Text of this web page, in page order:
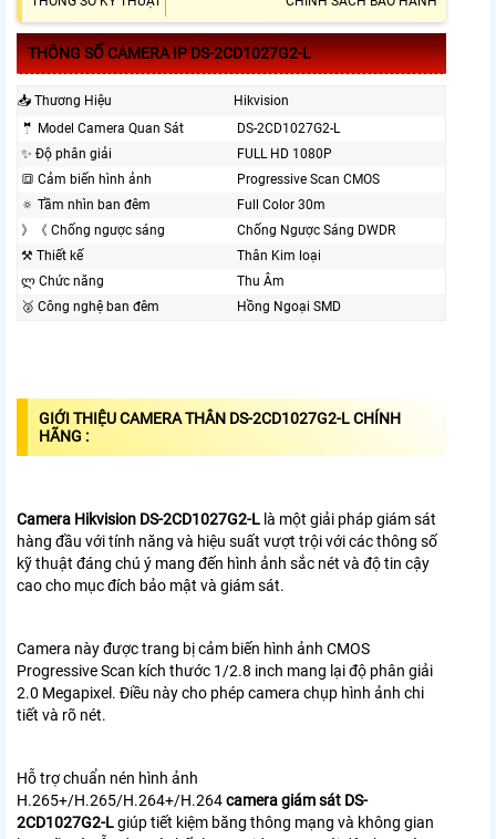
THÔNG SỐ CAMERA IP DS-2CD1027G2-L
📥 Thương Hiệu
Hikvision
🤵 Model Camera Quan Sát
DS-2CD1027G2-L
✨ Độ phân giải
FULL HD 1080P
🔳 Cảm biến hình ảnh
Progressive Scan CMOS
🔅 Tầm nhìn ban đêm
Full Color 30m
》《 Chống ngược sáng
Chống Ngược Sáng DWDR
⚒ Thiết kế
Thân Kim loại
ლ Chức năng
Thu Âm
🥈️ Công nghệ ban đêm
Hồng Ngoại SMD
GIỚI THIỆU CAMERA THÂN DS-2CD1027G2-L CHÍNH
HÃNG :
Camera Hikvision DS-2CD1027G2-L là một giải pháp giám sát
hàng đầu với tính năng và hiệu suất vượt trội với các thông số
kỹ thuật đáng chú ý mang đến hình ảnh sắc nét và độ tin cậy
cao cho mục đích bảo mật và giám sát.
Camera này được trang bị cảm biến hình ảnh CMOS
Progressive Scan kích thước 1/2.8 inch mang lại độ phân giải
2.0 Megapixel. Điều này cho phép camera chụp hình ảnh chi
tiết và rõ nét.
Hỗ trợ chuẩn nén hình ảnh
H.265+/H.265/H.264+/H.264camera giám sát DS-
2CD1027G2-Lgiúp tiết kiệm băng thông mạng và không gian